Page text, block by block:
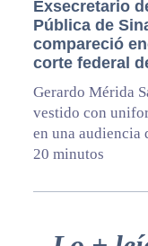
Exsecretario
Pública de
compareció
corte federal
Gerardo Mérida
vestido con
en una audiencia
20 minutos
Primary